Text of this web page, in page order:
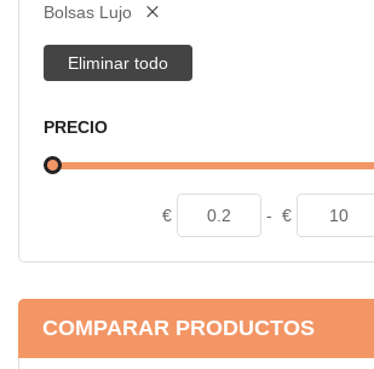
Bolsas Lujo
Eliminar todo
PRECIO
€ - €
COMPARAR PRODUCTOS